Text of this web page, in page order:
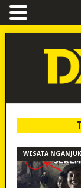
WISATA NGANJUK